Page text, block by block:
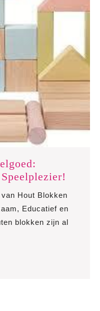
Bouw-
Hout Blokken
Educatief en
blokken zijn al